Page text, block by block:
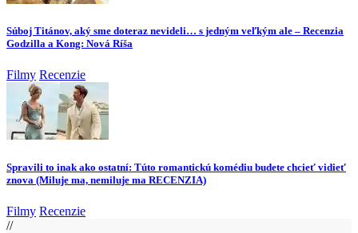
Súboj Titánov, aký sme doteraz nevideli… s jedným veľkým ale – Recenzia
Godzilla a Kong: Nová Ríša
Filmy Recenzie
Spravili to inak ako ostatní: Túto romantickú komédiu budete chcieť vidieť
znova (Miluje ma, nemiluje ma RECENZIA)
Filmy Recenzie
//